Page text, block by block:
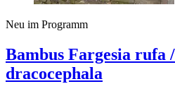
Neu im Programm
Bambus Fargesia rufa
dracocephala